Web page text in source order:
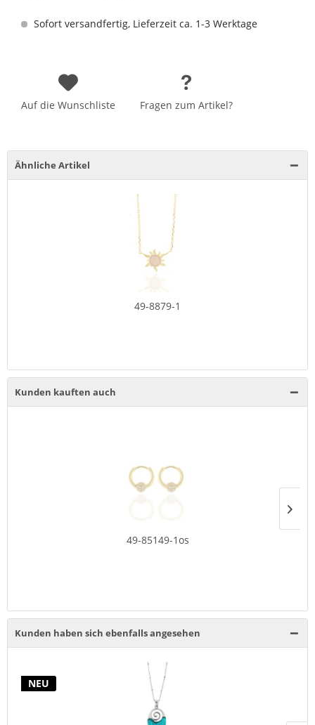
Sofort versandfertig, Lieferzeit ca. 1-3 Werktage
Auf die Wunschliste Fragen zum Artikel?
Ähnliche Artikel
49-8879-1
Kunden kauften auch
49-85149-1os
Kunden haben sich ebenfalls angesehen
NEU